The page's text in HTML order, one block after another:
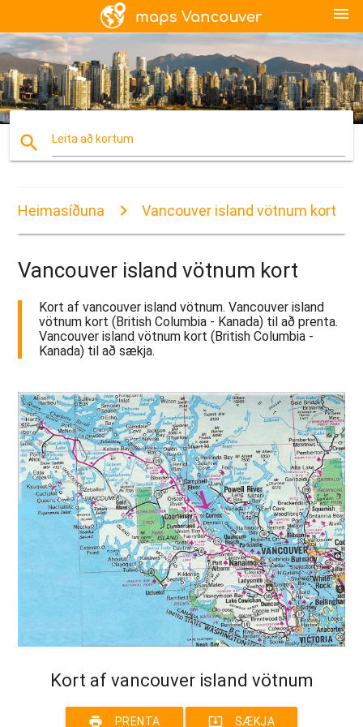
menu
search Leita að kortum
Heimasíðuna Vancouver island vötnum kort
Vancouver island vötnum kort
Kort af vancouver island vötnum. Vancouver island
vötnum kort (British Columbia - Kanada) til að prenta.
Vancouver island vötnum kort (British Columbia -
Kanada) til að sækja.
Kort af vancouver island vötnum
print PRENTA system_update_alt SÆKJA